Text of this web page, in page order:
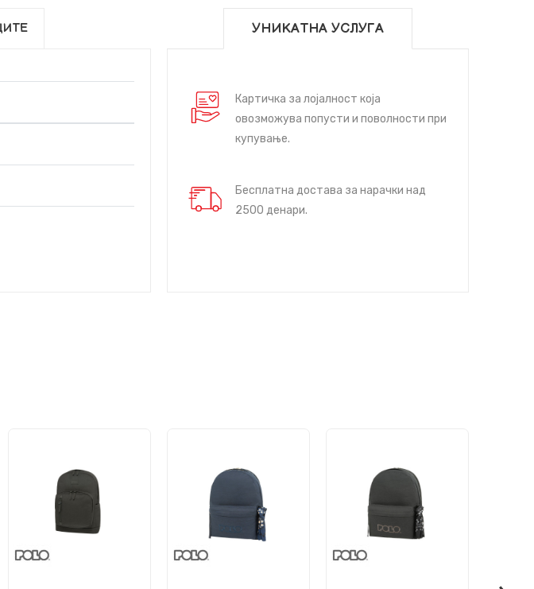
УНИКАТНА УСЛУГА
Картичка за лојалност која
овозможува попусти и поволности при
купување.
Бесплатна достава за нарачки над
2500 денари.